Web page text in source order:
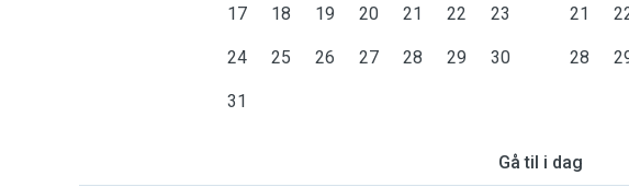
17 18 19 20 21 22 23
24 25 26 27 28 29 30
31
21
28
Gå til i dag